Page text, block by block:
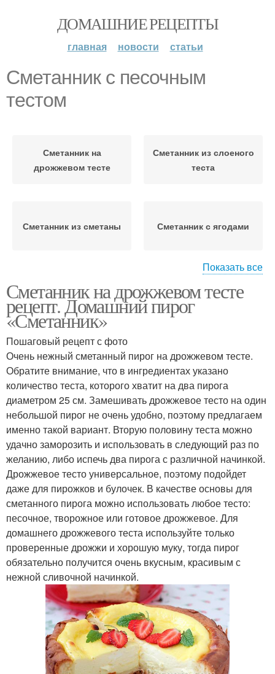
ДОМАШНИЕ РЕЦЕПТЫ
главная новости статьи
Сметанник с песочным
тестом
Сметанник на
дрожжевом тесте
Сметанник из слоеного
теста
Сметанник из сметаны Сметанник с ягодами
Песочный пирог Советский сметанник
Сметанник на сметане
Пирог на песочном
тесте
Вкусный сметанник
Показать все
Сметанник на дрожжевом тесте
рецепт. Домашний пирог
«Сметанник»
Пошаговый рецепт с фото
Очень нежный сметанный пирог на дрожжевом тесте.
Обратите внимание, что в ингредиентах указано
количество теста, которого хватит на два пирога
диаметром 25 см. Замешивать дрожжевое тесто на один
небольшой пирог не очень удобно, поэтому предлагаем
именно такой вариант. Вторую половину теста можно
удачно заморозить и использовать в следующий раз по
желанию, либо испечь два пирога с различной начинкой.
Дрожжевое тесто универсальное, поэтому подойдет
даже для пирожков и булочек. В качестве основы для
сметанного пирога можно использовать любое тесто:
песочное, творожное или готовое дрожжевое. Для
домашнего дрожжевого теста используйте только
проверенные дрожжи и хорошую муку, тогда пирог
обязательно получится очень вкусным, красивым с
нежной сливочной начинкой.